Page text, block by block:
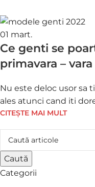
01 mart.
Ce genti se
primavara –
Nu este deloc usor sa
ales atunci cand iti
CITEȘTE MAI MULT
Caută
Categorii